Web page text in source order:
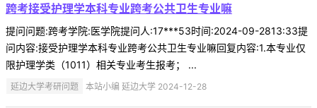
跨考接受护理学本科专业跨考公共卫生专业嘛
提问问题:跨考学院:医学院提问人:17***53时间:2024-09-2813:33提
问内容:接受护理学本科专业跨考公共卫生专业嘛回复内容:1.本专业仅
限护理学类（1011）相关专业考生报考； ...
延边大学考研问题 本站小编 延边大学 2024-12-28